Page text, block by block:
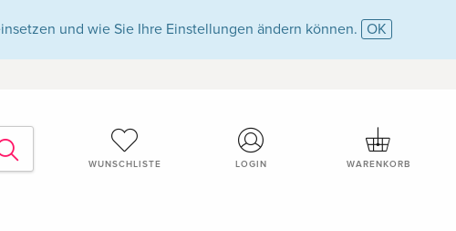
und wie Sie Ihre Einstellungen ändern können. OK
WUNSCHLISTE LOGIN WARENKORB